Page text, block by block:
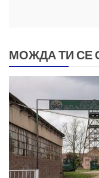
МОЖДА ТИ СЕ